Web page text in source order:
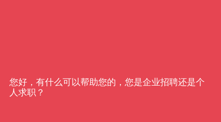
您好，有什么可以帮助您的，您是企业招聘还是个
人求职？